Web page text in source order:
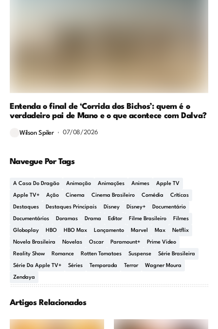
Entenda o final de ‘Corrida dos Bichos’: quem é o
verdadeiro pai de Mano e o que acontece com Dalva?
Wilson Spiler 07/08/2026
Navegue Por Tags
A Casa Do Dragão Animação Animações Animes Apple TV
Apple TV+ Ação Cinema Cinema Brasileiro Comédia Críticas
Destaques Destaques Principais Disney Disney+ Documentário
Documentários Doramas Drama Editor Filme Brasileiro Filmes
Globoplay HBO HBO Max Lançamento Marvel Max Netflix
Novela Brasileira Novelas Oscar Paramount+ Prime Video
Reality Show Romance Rotten Tomatoes Suspense Série Brasileira
Série Da Apple TV+ Séries Temporada Terror Wagner Moura
Zendaya
Artigos Relacionados